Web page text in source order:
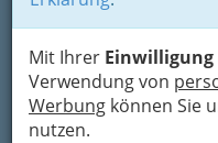
Mit Ihrer Einwilligung
Verwendung von
Werbung können Sie
nutzen.
und
Bezirksauswahl